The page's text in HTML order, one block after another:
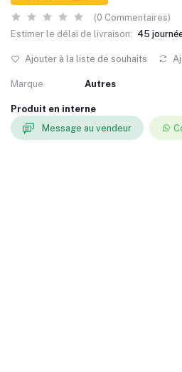
(0 Commentaires)
Estimer le délai de livraison: 45
Ajouter à la liste de souhaits
Marque Autres
Produit en interne
Message au vendeur